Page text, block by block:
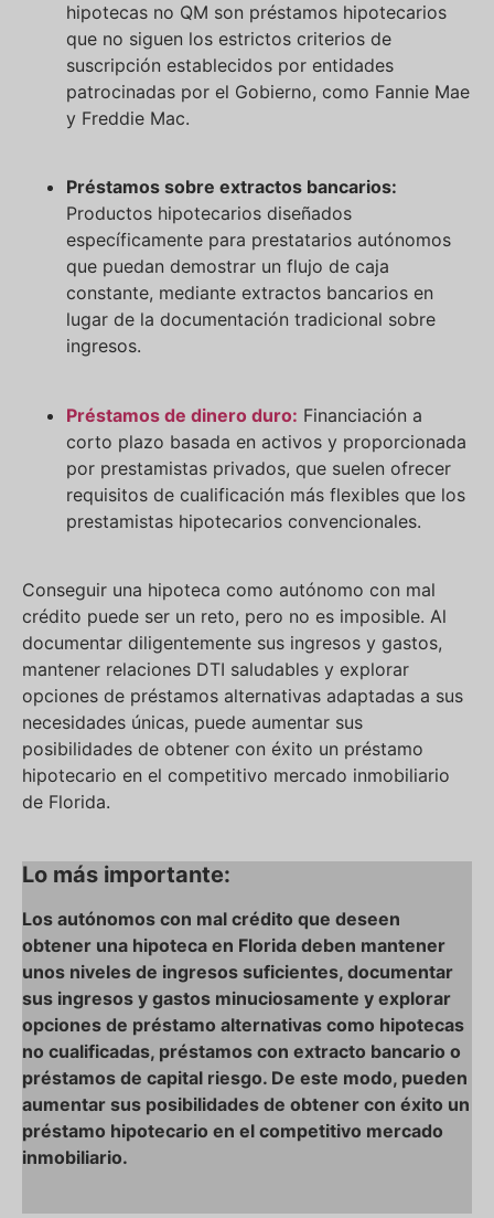
hipotecas no QM son préstamos hipotecarios
que no siguen los estrictos criterios de
suscripción establecidos por entidades
patrocinadas por el Gobierno, como Fannie Mae
y Freddie Mac.
Préstamos sobre extractos bancarios:
Productos hipotecarios diseñados
específicamente para prestatarios autónomos
que puedan demostrar un flujo de caja
constante, mediante extractos bancarios en
lugar de la documentación tradicional sobre
ingresos.
Préstamos de dinero duro: Financiación a
corto plazo basada en activos y proporcionada
por prestamistas privados, que suelen ofrecer
requisitos de cualificación más flexibles que los
prestamistas hipotecarios convencionales.
Conseguir una hipoteca como autónomo con mal
crédito puede ser un reto, pero no es imposible. Al
documentar diligentemente sus ingresos y gastos,
mantener relaciones DTI saludables y explorar
opciones de préstamos alternativas adaptadas a sus
necesidades únicas, puede aumentar sus
posibilidades de obtener con éxito un préstamo
hipotecario en el competitivo mercado inmobiliario
de Florida.
Lo más importante:
Los autónomos con mal crédito que deseen
obtener una hipoteca en Florida deben mantener
unos niveles de ingresos suficientes, documentar
sus ingresos y gastos minuciosamente y explorar
opciones de préstamo alternativas como hipotecas
no cualificadas, préstamos con extracto bancario o
préstamos de capital riesgo. De este modo, pueden
aumentar sus posibilidades de obtener con éxito un
préstamo hipotecario en el competitivo mercado
inmobiliario.